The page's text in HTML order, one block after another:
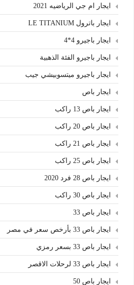
ايجار ام جي الرياضيه 2021
ايجار باترول LE TITANIUM
ايجار باجيرو 4*4
ايجار باجيرو الفئة الذهبية
ايجار باجيرو ميتسوبيشي جيب
ايجار باص
ايجار باص 13 راكب
ايجار باص 20 راكب
ايجار باص 21 راكب
ايجار باص 25 راكب
ايجار باص 28 فرد 2020
ايجار باص 30 راكب
ايجار باص 33
ايجار باص 33 بأرخص سعر في مصر
ايجار باص 33 بسعر رمزي
ايجار باص 33 لرحلات الاقصر
ايجار باص 50